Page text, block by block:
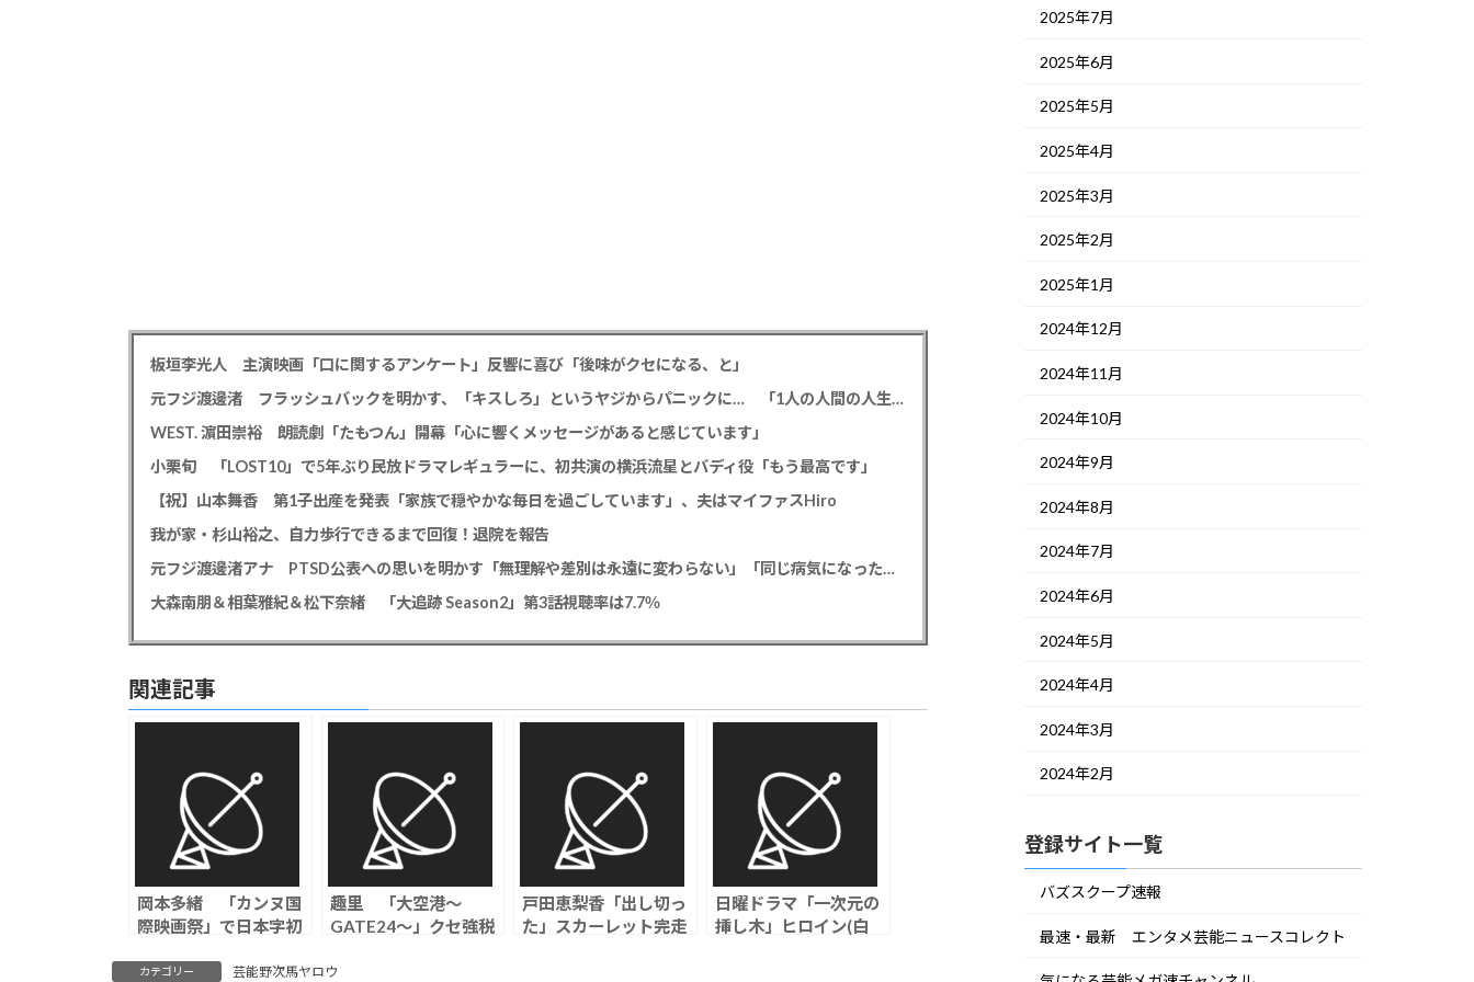
板垣李光人 主演映画「口に関するアンケート」反響に喜び「後味がクセになる、と」
元フジ渡邊渚 フラッシュバックを明かす、「キスしろ」というヤジからパニックに… 「1人の人間の人生に、当たり前の生活を奪った人が全て悪い」
WEST. 濵田崇裕 朗読劇「たもつん」開幕「心に響くメッセージがあると感じています」
小栗旬 「LOST10」で5年ぶり民放ドラマレギュラーに、初共演の横浜流星とバディ役「もう最高です」
【祝】山本舞香 第1子出産を発表「家族で穏やかな毎日を過ごしています」、夫はマイファスHiro
我が家・杉山裕之、自力歩行できるまで回復！退院を報告
元フジ渡邊渚アナ PTSD公表への思いを明かす「無理解や差別は永遠に変わらない」「同じ病気になったことのない人間にはわからない」
大森南朋＆相葉雅紀＆松下奈緒 「大追跡 Season2」第3話視聴率は7.7％
関連記事
岡本多緒 「カンヌ国
際映画祭」で日本字初
介監督「急に具合が悪
趣里 「大空港～
GATE24～」クセ強税
ラ初主演「楽しみなが
戸田恵梨香「出し切っ
た」スカーレット完走
日曜ドラマ「一次元の
挿し木」ヒロイン(白
カテゴリー 芸能野次馬ヤロウ
2025年7月
2025年6月
2025年5月
2025年4月
2025年3月
2025年2月
2025年1月
2024年12月
2024年11月
2024年10月
2024年9月
2024年8月
2024年7月
2024年6月
2024年5月
2024年4月
2024年3月
2024年2月
登録サイト一覧
バズスクープ速報
最速・最新 エンタメ芸能ニュースコレクト